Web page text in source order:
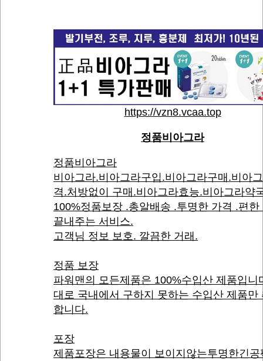
https://vzn8.vcaa.top
정품비아그라
정품비아그라
비아그라.비아그라구입.비아그라구매.비아
격.처방없이 구매.비아그라효능.비아그라약
100%정품보장 .총알배송 .투명한 가격 .편한
끝내주는 서비스.
고객님 정보 보호. 깔끔한 거래.
정품 보장
파워맨의 모든제품은 100%수입산 제품입니
대로 국내에서 구하지 못하는 수입산 제품만
합니다.
포장
제품포장은 내용물이 보이지않는투명한긴공